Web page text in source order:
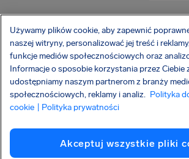
SocialFacebook
SocialTwitter
SocialInstagram
POBIERZ NASZĄ DARMOWĄ
Polityka prywatności Pliki cookie
Imprint
Atak na łańcuch dostaw Shai-Hulud
Używamy plików cookie, aby zapewnić
naszej witryny, personalizować jej treść i
funkcje mediów społecznościowych oraz
Informacje o sposobie korzystania przez Ciebie
udostępniamy naszym partnerom z branży
społecznościowych, reklamy i analiz. Polityka
cookie
| Polityka prywatności
Akceptuj wszystkie pliki